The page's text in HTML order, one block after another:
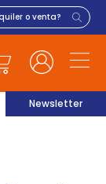
Newsletter